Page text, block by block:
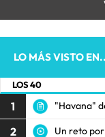
LO MÁS VISTO
LOS 40
1 "Havana"
2 Un reto